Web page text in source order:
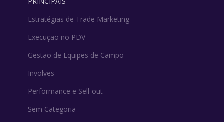
Estratégias de Trade Marketing
Execução no PDV
Gestão de Equipes de Campo
Involves
Performance e Sell-out
Sem Categoria